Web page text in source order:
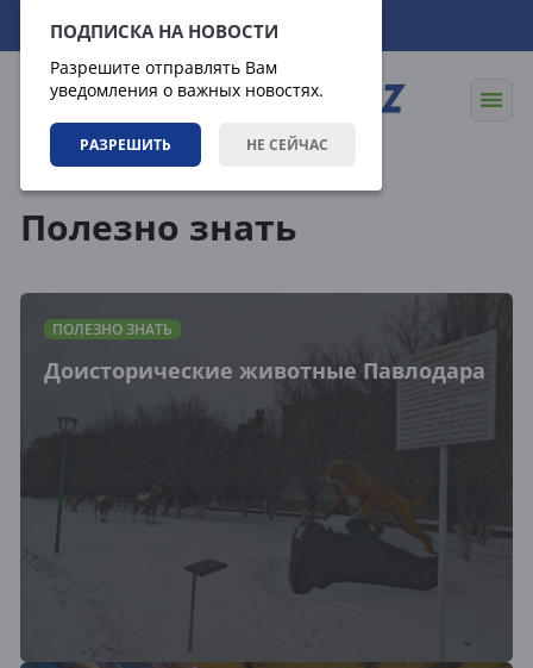
ПОДПИСКА НА НОВОСТИ
Разрешите отправлять Вам
уведомления о важных новостях.
РАЗРЕШИТЬ НЕ СЕЙЧАС
08.08.2026 18:06:36
Полезно знать
ПОЛЕЗНО ЗНАТЬ
Доисторические животные Павлодара